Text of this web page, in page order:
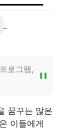
로그램,
꿈꾸는 많은
이들에게